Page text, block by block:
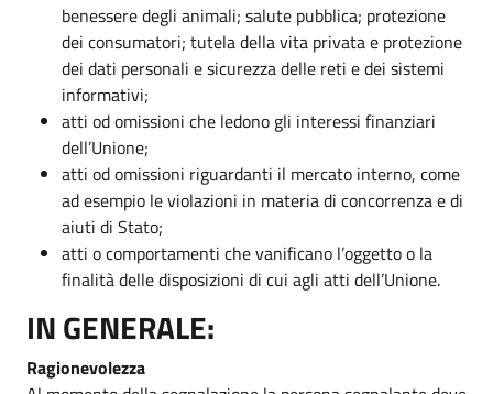
benessere degli animali; salute pubblica; protezione
dei consumatori; tutela della vita privata e protezione
dei dati personali e sicurezza delle reti e dei sistemi
informativi;
atti od omissioni che ledono gli interessi finanziari
dell’Unione;
atti od omissioni riguardanti il mercato interno, come
ad esempio le violazioni in materia di concorrenza e di
aiuti di Stato;
atti o comportamenti che vanificano l’oggetto o la
finalità delle disposizioni di cui agli atti dell’Unione.
IN GENERALE:
Ragionevolezza